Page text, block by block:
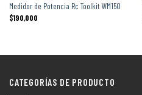
Medidor de Potencia Rc Toolkit WM150
$190,000
CATEGORÍAS DE PRODUCTO